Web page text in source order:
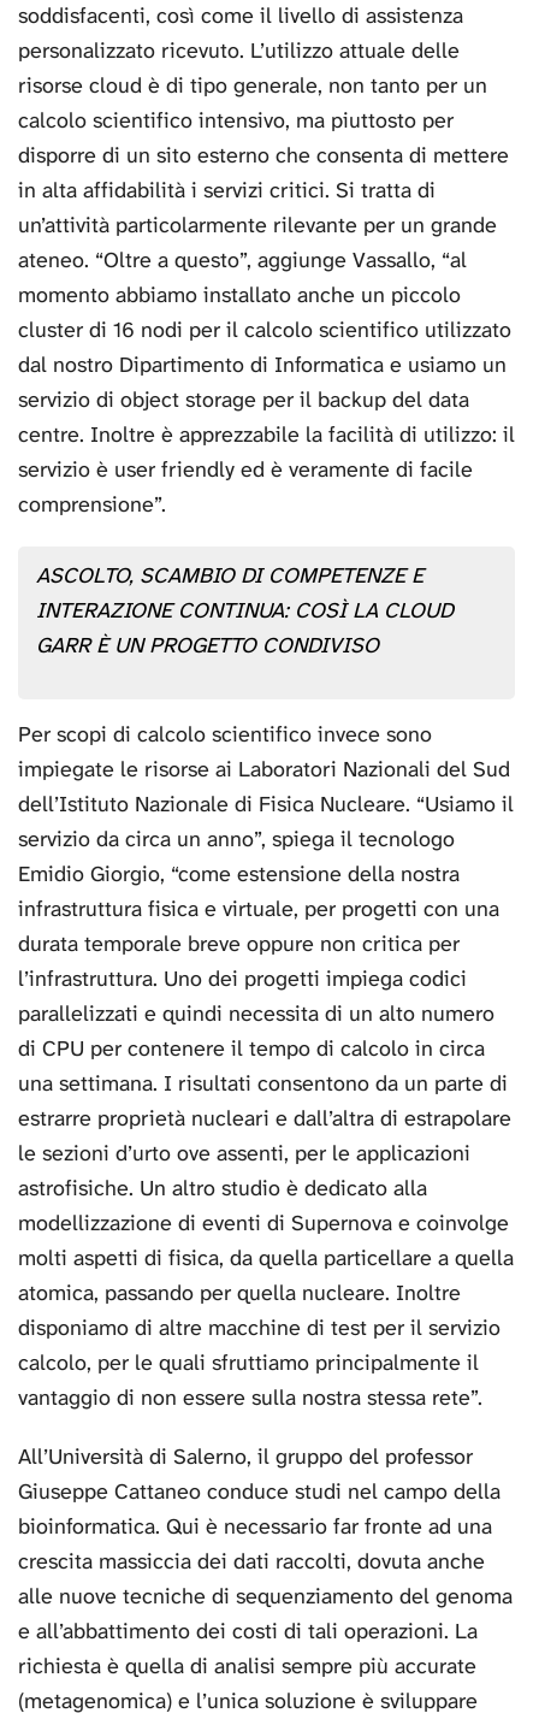
soddisfacenti, così come il livello di assistenza
personalizzato ricevuto. L’utilizzo attuale delle
risorse cloud è di tipo generale, non tanto per un
calcolo scientifico intensivo, ma piuttosto per
disporre di un sito esterno che consenta di mettere
in alta affidabilità i servizi critici. Si tratta di
un’attività particolarmente rilevante per un grande
ateneo. “Oltre a questo”, aggiunge Vassallo, “al
momento abbiamo installato anche un piccolo
cluster di 16 nodi per il calcolo scientifico utilizzato
dal nostro Dipartimento di Informatica e usiamo un
servizio di object storage per il backup del data
centre. Inoltre è apprezzabile la facilità di utilizzo: il
servizio è user friendly ed è veramente di facile
comprensione”.
ASCOLTO, SCAMBIO DI COMPETENZE E
INTERAZIONE CONTINUA: COSÌ LA CLOUD
GARR È UN PROGETTO CONDIVISO
Per scopi di calcolo scientifico invece sono
impiegate le risorse ai Laboratori Nazionali del Sud
dell’Istituto Nazionale di Fisica Nucleare. “Usiamo il
servizio da circa un anno”, spiega il tecnologo
Emidio Giorgio, “come estensione della nostra
infrastruttura fisica e virtuale, per progetti con una
durata temporale breve oppure non critica per
l’infrastruttura. Uno dei progetti impiega codici
parallelizzati e quindi necessita di un alto numero
di CPU per contenere il tempo di calcolo in circa
una settimana. I risultati consentono da un parte di
estrarre proprietà nucleari e dall’altra di estrapolare
le sezioni d’urto ove assenti, per le applicazioni
astrofisiche. Un altro studio è dedicato alla
modellizzazione di eventi di Supernova e coinvolge
molti aspetti di fisica, da quella particellare a quella
atomica, passando per quella nucleare. Inoltre
disponiamo di altre macchine di test per il servizio
calcolo, per le quali sfruttiamo principalmente il
vantaggio di non essere sulla nostra stessa rete”.
All’Università di Salerno, il gruppo del professor
Giuseppe Cattaneo conduce studi nel campo della
bioinformatica. Qui è necessario far fronte ad una
crescita massiccia dei dati raccolti, dovuta anche
alle nuove tecniche di sequenziamento del genoma
e all’abbattimento dei costi di tali operazioni. La
richiesta è quella di analisi sempre più accurate
(metagenomica) e l’unica soluzione è sviluppare